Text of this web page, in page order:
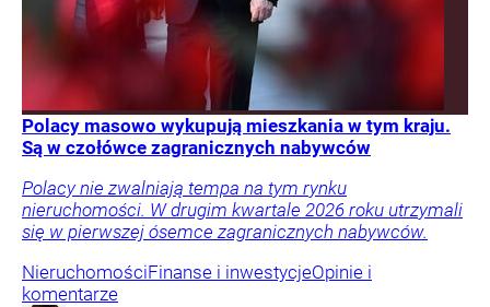
Polacy masowo wykupują mieszkania w tym kraju.
Są w czołówce zagranicznych nabywców
Polacy nie zwalniają tempa na tym rynku
nieruchomości. W drugim kwartale 2026 roku utrzymali
się w pierwszej ósemce zagranicznych nabywców.
NieruchomościFinanse i inwestycjeOpinie i
komentarze